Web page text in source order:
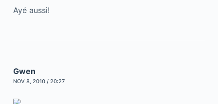
Ayé aussi!
Gwen
NOV 8, 2010 / 20:27